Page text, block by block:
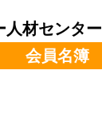
人材センター
会員名簿